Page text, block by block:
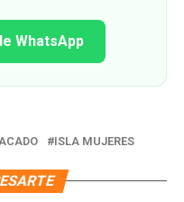
WhatsApp
ISLA MUJERES